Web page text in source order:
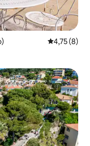
საშუალო
4,75 (8)